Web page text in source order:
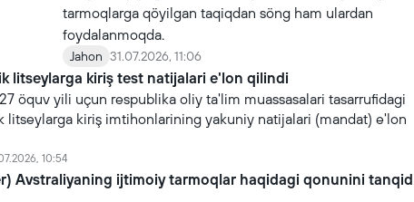
tarmoqlarga qöyilgan taqiqdan söng ham ulardan
foydalanmoqda.
Jahon 31.07.2026, 11:06
litseylarga kiriş test natijalari e'lon qilindi
öquv yili uçun respublika oliy ta'lim muassasalari tasarrufidagi
litseylarga kiriş imtihonlarining yakuniy natijalari (mandat) e'lon
10:54
Avstraliyaning ijtimoiy tarmoqlar haqidagi qonunini tanqid